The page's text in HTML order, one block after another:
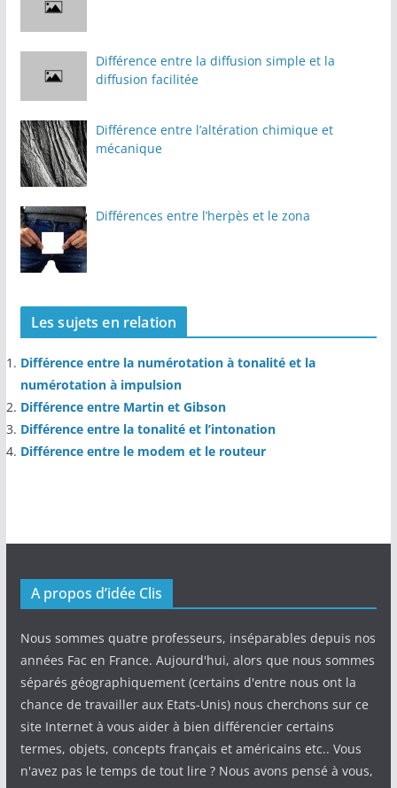
Différence entre la diffusion simple et la
diffusion facilitée
Différence entre l’altération chimique et
mécanique
Différences entre l’herpès et le zona
Les sujets en relation
Différence entre la numérotation à tonalité et la
numérotation à impulsion
Différence entre Martin et Gibson
Différence entre la tonalité et l’intonation
Différence entre le modem et le routeur
A propos d’idée Clis
Nous sommes quatre professeurs, inséparables depuis nos
années Fac en France. Aujourd'hui, alors que nous sommes
séparés géographiquement (certains d'entre nous ont la
chance de travailler aux Etats-Unis) nous cherchons sur ce
site Internet à vous aider à bien différencier certains
termes, objets, concepts français et américains etc.. Vous
n'avez pas le temps de tout lire ? Nous avons pensé à vous,